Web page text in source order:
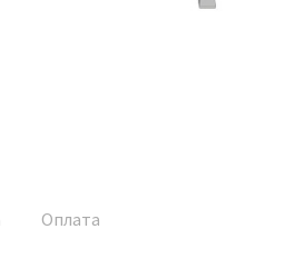
Оплата